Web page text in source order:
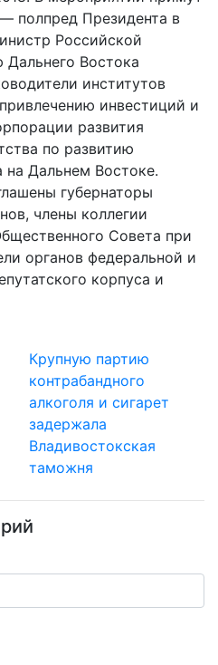
полпред Президента в
Российской
Востока
институтов
инвестиций и
развития
по развитию
на Дальнем Востоке.
губернаторы
члены коллегии
Совета при
органов федеральной и
корпуса и
Крупную партию
контрабандного
алкоголя и сигарет
задержала
Владивостокская
таможня